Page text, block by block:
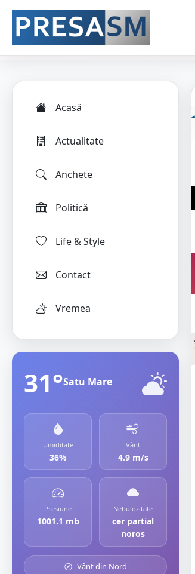
Acasă
Actualitate
Anchete
Politică
Life & Style
Contact
Vremea
31°Satu Mare
Umiditate
36%
Vânt
4.9 m/s
Presiune
1001.1 mb
Nebulozitate
cer partial
noros
Vânt din Nord